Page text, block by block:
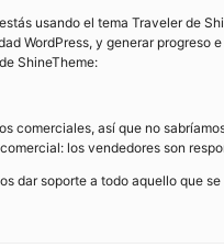
usando el tema Traveler de
WordPress, y generar
ShineTheme:
comerciales, así que no
los vendedores son
dar soporte a todo aquello que